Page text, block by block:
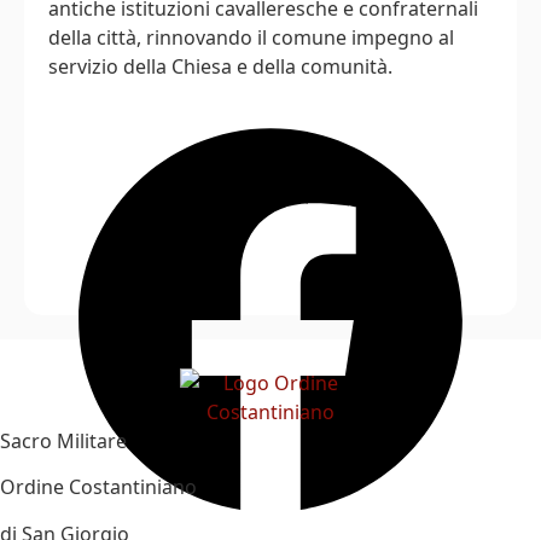
antiche istituzioni cavalleresche e confraternali
della città, rinnovando il comune impegno al
servizio della Chiesa e della comunità.
Sacro Militare
Ordine Costantiniano
di San Giorgio